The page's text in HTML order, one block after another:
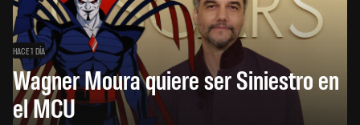
HACE 1 DÍA
Wagner Moura quiere ser Siniestro en
el MCU